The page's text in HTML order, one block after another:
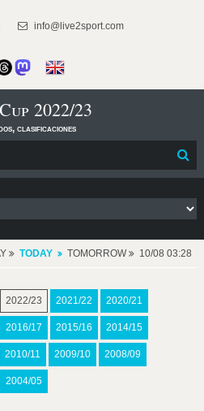
info@live2sport.com
2022/23
clasificaciones
TODAY TOMORROW 10/08 03:28
2022/23 2021/22 2020/21
2016/17 2015/16 2014/15
2010/11 2009/10 2008/09
2004/05